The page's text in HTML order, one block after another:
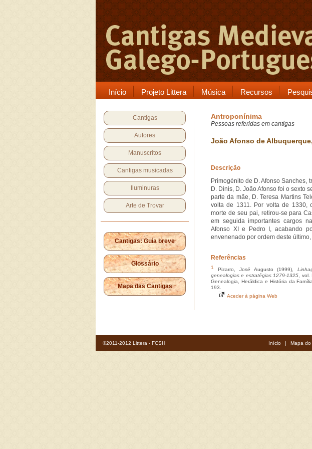
Início Projeto Littera Música Recursos
Cantigas
Autores
Manuscritos
Cantigas musicadas
Iluminuras
Arte de Trovar
Cantigas: Guia breve
Glossário
Mapa das Cantigas
Antroponínima
Pessoas referidas em cantigas
João Afonso de
Descrição
Primogénito de D. Afonso Sanches,
D. Dinis, D. João Afonso foi o sexto
parte da mãe, D. Teresa Martins
volta de 1311. Por volta de 1330,
morte de seu pai, retirou-se para
em seguida importantes cargos
Afonso XI e Pedro I, acabando
envenenado por ordem deste
Referências
1 Pizarro, José Augusto (1999),
genealogias e estratégias 1279-1325 ,
Genealogia, Heráldica e História da
193.
Aceder à página Web
©2011-2012 Littera - FCSH Início | Mapa do